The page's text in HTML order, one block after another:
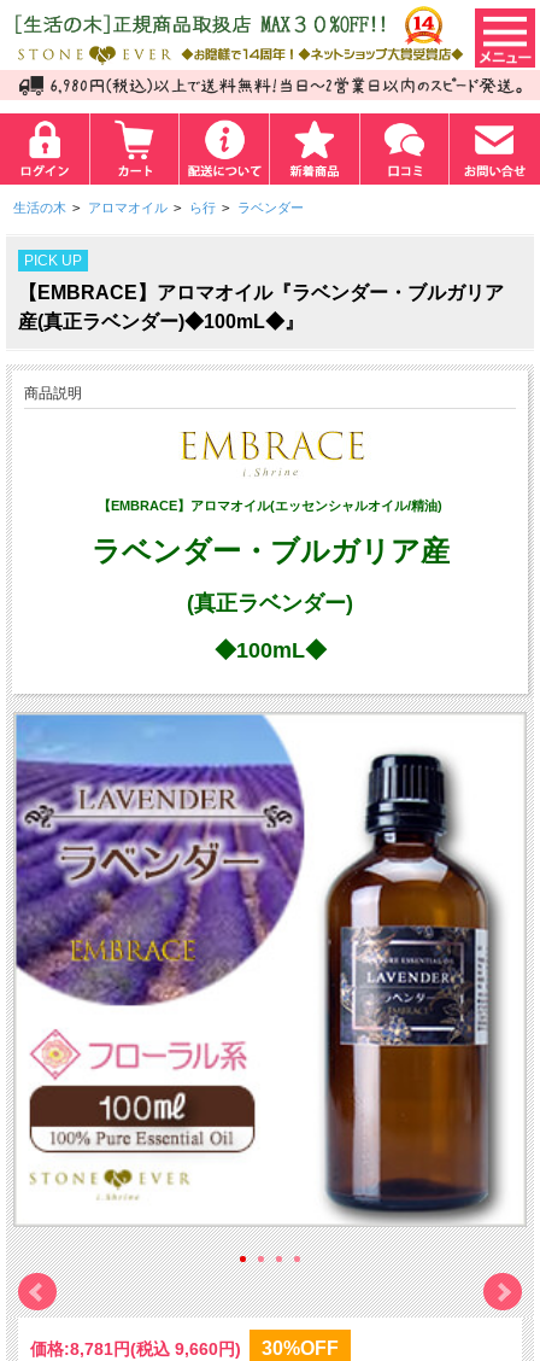
生活の木 > アロマオイル > ら行 > ラベンダー
PICK UP
【EMBRACE】アロマオイル『ラベンダー・ブルガリア
産(真正ラベンダー)◆100mL◆』
商品説明
【EMBRACE】アロマオイル(エッセンシャルオイル/精油)
ラベンダー・ブルガリア産
(真正ラベンダー)
◆100mL◆
価格:8,781円(税込 9,660円) 30%OFF